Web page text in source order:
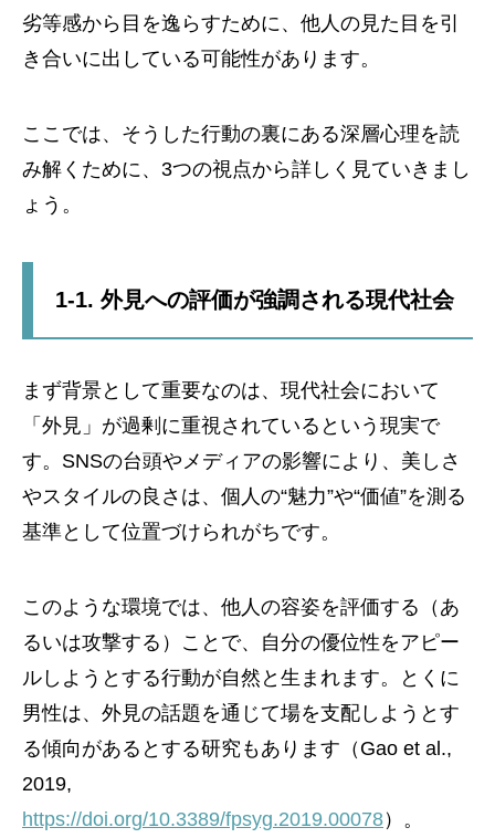
劣等感から目を逸らすために、他人の見た目を引
き合いに出している可能性があります。
ここでは、そうした行動の裏にある深層心理を読
み解くために、3つの視点から詳しく見ていきまし
ょう。
1-1. 外見への評価が強調される現代社会
まず背景として重要なのは、現代社会において
「外見」が過剰に重視されているという現実で
す。SNSの台頭やメディアの影響により、美しさ
やスタイルの良さは、個人の“魅力”や“価値”を測る
基準として位置づけられがちです。
このような環境では、他人の容姿を評価する（あ
るいは攻撃する）ことで、自分の優位性をアピー
ルしようとする行動が自然と生まれます。とくに
男性は、外見の話題を通じて場を支配しようとす
る傾向があるとする研究もあります（Gao et al.,
2019,
https://doi.org/10.3389/fpsyg.2019.00078）。